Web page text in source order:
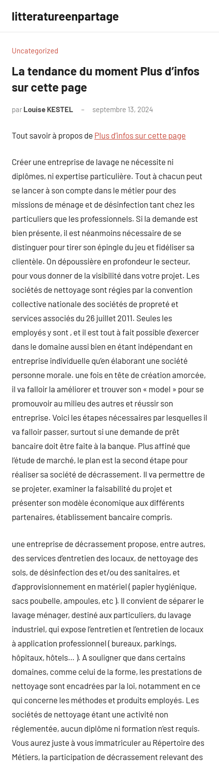
contenu
litteratureenpartage
Uncategorized
La tendance du moment Plus d’infos
sur cette page
par Louise KESTEL septembre 13, 2024
Tout savoir à propos de Plus d’infos sur cette page
Créer une entreprise de lavage ne nécessite ni
diplômes, ni expertise particulière. Tout à chacun peut
se lancer à son compte dans le métier pour des
missions de ménage et de désinfection tant chez les
particuliers que les professionnels. Si la demande est
bien présente, il est néanmoins nécessaire de se
distinguer pour tirer son épingle du jeu et fidéliser sa
clientèle. On dépoussière en profondeur le secteur,
pour vous donner de la visibilité dans votre projet. Les
sociétés de nettoyage sont régies par la convention
collective nationale des sociétés de propreté et
services associés du 26 juillet 2011. Seules les
employés y sont , et il est tout à fait possible d’exercer
dans le domaine aussi bien en étant indépendant en
entreprise individuelle qu’en élaborant une société
personne morale. une fois en tête de création amorcée,
il va falloir la améliorer et trouver son « model » pour se
promouvoir au milieu des autres et réussir son
entreprise. Voici les étapes nécessaires par lesquelles il
va falloir passer, surtout si une demande de prêt
bancaire doit être faite à la banque. Plus affiné que
l’étude de marché, le plan est la second étape pour
réaliser sa société de décrassement. Il va permettre de
se projeter, examiner la faisabilité du projet et
présenter son modèle économique aux différents
partenaires, établissement bancaire compris.
une entreprise de décrassement propose, entre autres,
des services d’entretien des locaux, de nettoyage des
sols, de désinfection des et/ou des sanitaires, et
d’approvisionnement en matériel ( papier hygiénique,
sacs poubelle, ampoules, etc ). Il convient de séparer le
lavage ménager, destiné aux particuliers, du lavage
industriel, qui expose l’entretien et l’entretien de locaux
à application professionnel ( bureaux, parkings,
hôpitaux, hôtels… ). A souligner que dans certains
domaines, comme celui de la forme, les prestations de
nettoyage sont encadrées par la loi, notamment en ce
qui concerne les méthodes et produits employés. Les
sociétés de nettoyage étant une activité non
réglementée, aucun diplôme ni formation n’est requis.
Vous aurez juste à vous immatriculer au Répertoire des
Métiers, la participation de décrassement relevant des